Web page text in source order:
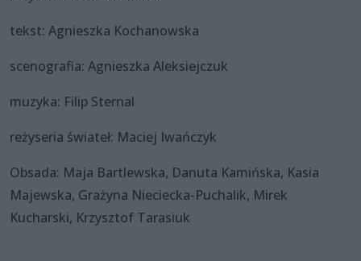
tekst: Agnieszka Kochanowska
scenografia: Agnieszka Aleksiejczuk
muzyka: Filip Sternal
reżyseria świateł: Maciej Iwańczyk
Obsada: Maja Bartlewska, Danuta Kamińska, Kasia
Majewska, Grażyna Nieciecka-Puchalik, Mirek
Kucharski, Krzysztof Tarasiuk